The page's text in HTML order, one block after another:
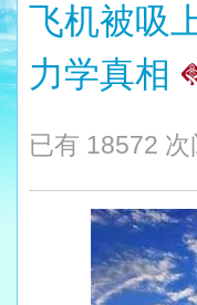
飞机被吸
力学真相
已有 18572 次